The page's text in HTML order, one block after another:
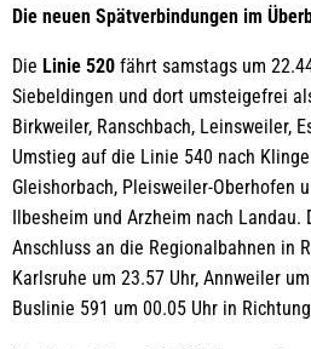
Die neuen Spätverbindungen im
Die Linie 520 fährt samstags um
Siebeldingen und dort umsteigefrei
Birkweiler, Ranschbach, Leinsweiler,
Umstieg auf die Linie 540 nach
Gleishorbach, Pleisweiler-Oberhofen
Ilbesheim und Arzheim nach Landau.
Anschluss an die Regionalbahnen in
Karlsruhe um 23.57 Uhr, Annweiler
Buslinie 591 um 00.05 Uhr in